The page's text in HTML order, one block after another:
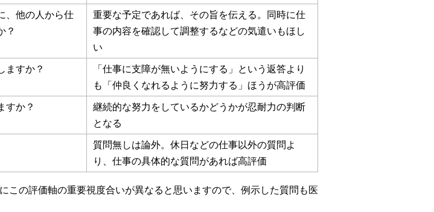
、他の人から仕
？
重要な予定であれば、その旨を伝える。同時に仕
事の内容を確認して調整するなどの気遣いもほし
い
ますか？
「仕事に支障が無いようにする」という返答より
も「仲良くなれるように努力する」ほうが高評価
すか？
継続的な努力をしているかどうかが忍耐力の判断
となる
質問無しは論外。休日などの仕事以外の質問よ
り、仕事の具体的な質問があれば高評価
この評価軸の重要視度合いが異なると思いますので、例示した質問も医